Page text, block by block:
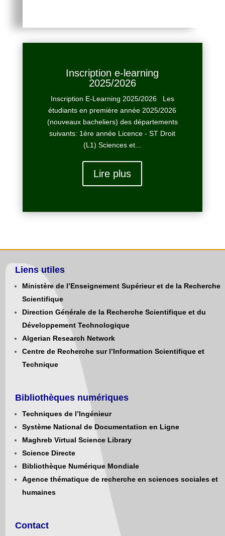
Inscription e-learning
2025/2026
Inscription E-Learning 2025/2026 Les
étudiants en première année 2025/2026
(nouveaux bacheliers) des départements
suivants: 1ère année Licence - ST Droit
(L1) Sciences et...
Lire plus
Liens utiles
Ministère de l’Enseignement Supérieur et de la Recherche
Scientifique
Direction Générale de la Recherche Scientifique et du
Développement Technologique
Algerian Research Network
Centre de Recherche sur l’Information Scientifique et
Technique
Bibliothèques numériques
Techniques de l’Ingénieur
Système National de Documentation en Ligne
Maghreb Virtual Science Library
Science Directe
Bibliothèque Numérique Mondiale
Agence thématique de recherche en sciences sociales et
humaines
Contact